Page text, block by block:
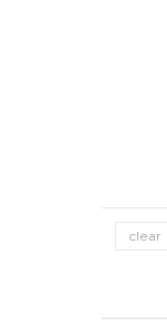
clear